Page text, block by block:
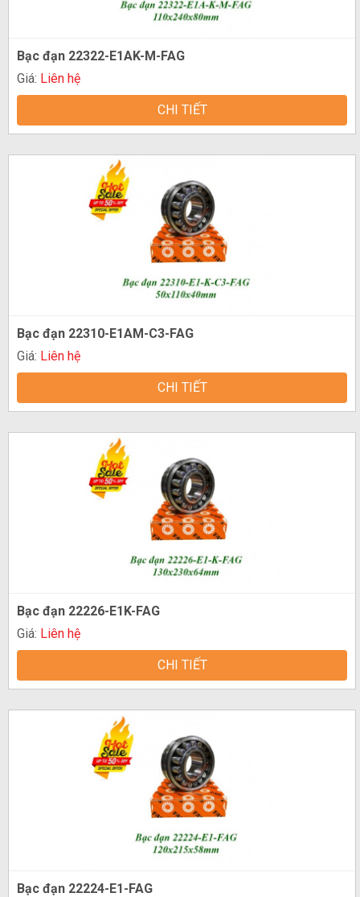
Bạc đạn 22322-E1AK-M-FAG
Giá: Liên hệ
CHI TIẾT
Bạc đạn 22310-E1AM-C3-FAG
Giá: Liên hệ
CHI TIẾT
Bạc đạn 22226-E1K-FAG
Giá: Liên hệ
CHI TIẾT
Bạc đạn 22224-E1-FAG